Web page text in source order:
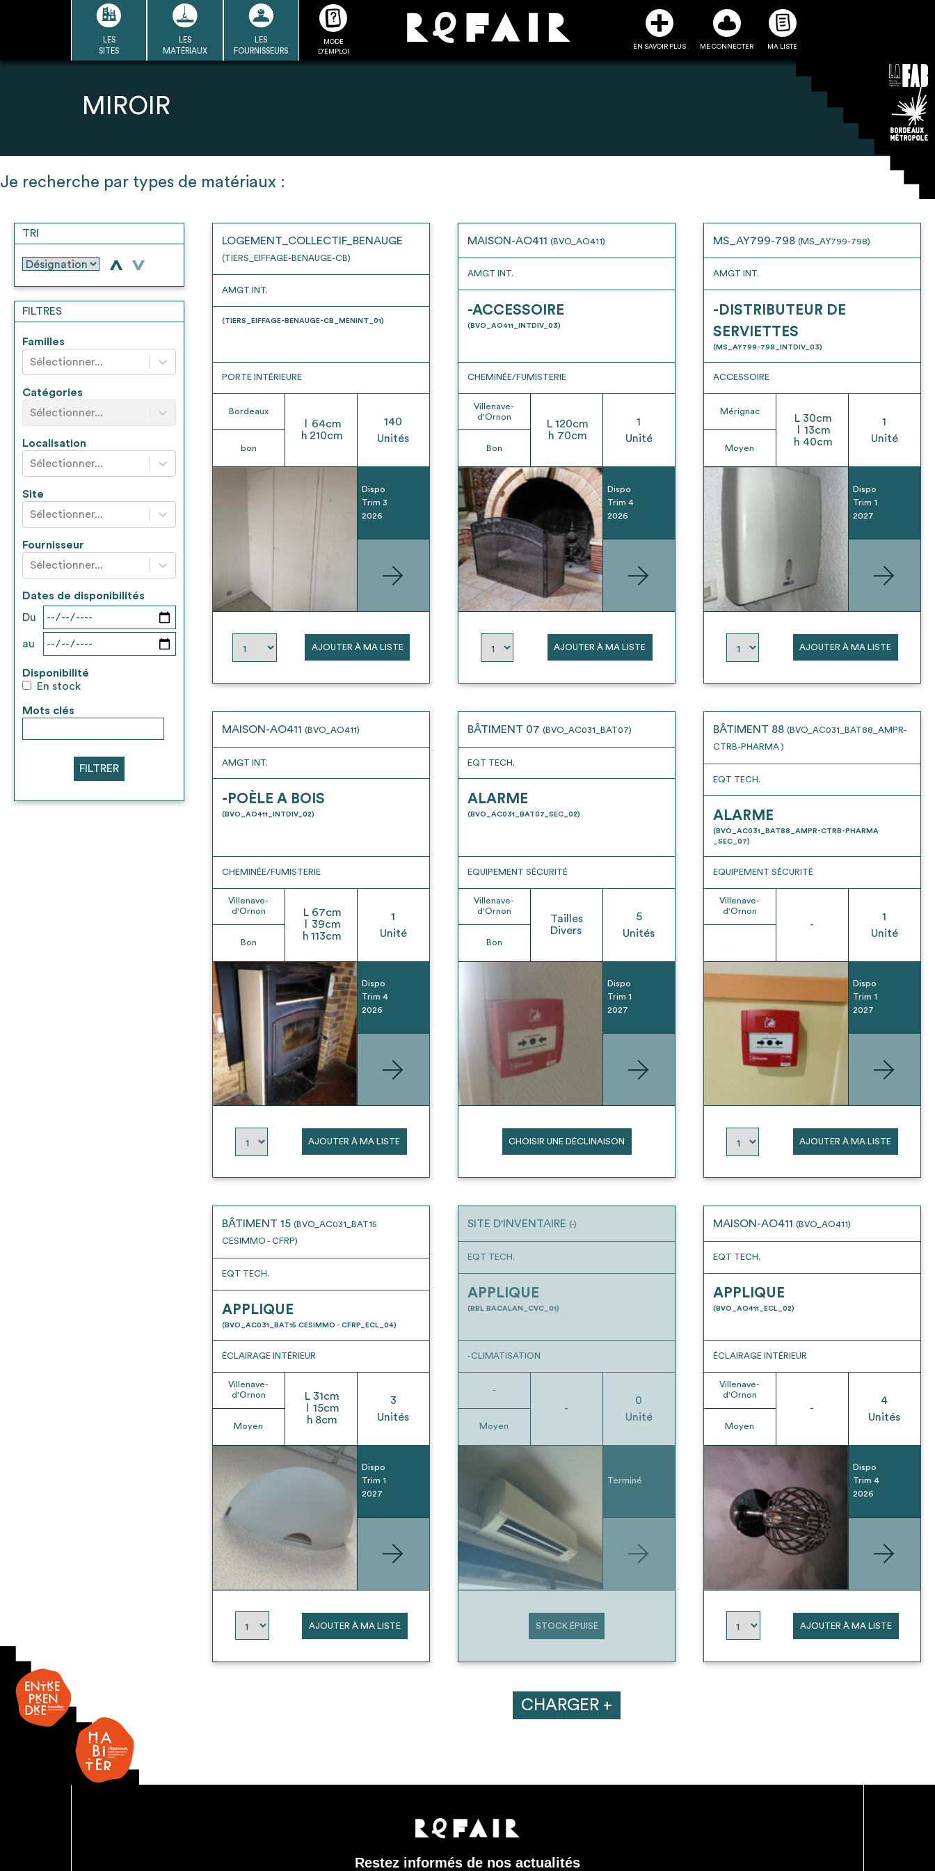
LES
SITES
LES
MATÉRIAUX
LES
FOURNISSEURS
MODE
D'EMPLOI
EN SAVOIR PLUS ME CONNECTER MA LISTE
LA DÉMARCHE
LA BASE
DU RÉEMPLOI
Ressources de chaque
Transmettre sa liste de
les matériaux sélectionnés
un outil d’aide à la conception
modalités et stratégies de
* Attention, l’ajout des matériaux à sa liste et son envoi ne vaut aucunement réservation.
MIROIR
Je recherche par types de matériaux :
TRI
> >
FILTRES
Familles
Sélectionner...
Catégories
Sélectionner...
Localisation
Sélectionner...
Site
Sélectionner...
Fournisseur
Sélectionner...
Dates de disponibilités
Du
au
Disponibilité
En stock
Mots clés
FILTRER
LOGEMENT_COLLECTIF_BENAUGE
(TIERS_EIFFAGE-BENAUGE-CB)
AMGT INT.
(TIERS_EIFFAGE-BENAUGE-CB_MENINT_01)
PORTE INTÉRIEURE
Bordeaux
bon
64cm
h 210cm
140
Unités
Dispo
Trim 3
2026
AJOUTER À MA LISTE
MAISON-AO411 (BVO_AO411)
AMGT INT.
-ACCESSOIRE
(BVO_AO411_INTDIV_03)
CHEMINÉE/FUMISTERIE
Villenave-
d'Ornon
Bon
L 120cm
h 70cm
1
Unité
Dispo
Trim 4
2026
AJOUTER À MA LISTE
MS_AY799-798 (MS_AY799-798)
AMGT INT.
-DISTRIBUTEUR DE
SERVIETTES
(MS_AY799-798_INTDIV_03)
ACCESSOIRE
Mérignac
Moyen
L 30cm
13cm
h 40cm
1
Unité
Dispo
Trim 1
2027
AJOUTER À MA LISTE
MAISON-AO411 (BVO_AO411)
AMGT INT.
-POÈLE A BOIS
(BVO_AO411_INTDIV_02)
CHEMINÉE/FUMISTERIE
Villenave-
d'Ornon
Bon
L 67cm
39cm
h 113cm
1
Unité
Dispo
Trim 4
2026
AJOUTER À MA LISTE
BÂTIMENT 07 (BVO_AC031_BAT07)
EQT TECH.
ALARME
(BVO_AC031_BAT07_SEC_02)
EQUIPEMENT SÉCURITÉ
Villenave-
d'Ornon
Bon
Tailles
Divers
5
Unités
Dispo
Trim 1
2027
CHOISIR UNE DÉCLINAISON
BÂTIMENT 88 (BVO_AC031_BAT88_AMPR-
CTRB-PHARMA )
EQT TECH.
ALARME
(BVO_AC031_BAT88_AMPR-CTRB-PHARMA
_SEC_07)
EQUIPEMENT SÉCURITÉ
Villenave-
d'Ornon
-
1
Unité
Dispo
Trim 1
2027
AJOUTER À MA LISTE
BÂTIMENT 15 (BVO_AC031_BAT15
CESIMMO - CFRP)
EQT TECH.
APPLIQUE
(BVO_AC031_BAT15 CESIMMO - CFRP_ECL_04)
ÉCLAIRAGE INTÉRIEUR
Villenave-
d'Ornon
Moyen
L 31cm
15cm
h 8cm
3
Unités
Dispo
Trim 1
2027
AJOUTER À MA LISTE
SITE D'INVENTAIRE (-)
EQT TECH.
APPLIQUE
(BBL BACALAN_CVC_01)
-CLIMATISATION
-
Moyen
-
0
Unité
Terminé
STOCK ÉPUISÉ
MAISON-AO411 (BVO_AO411)
EQT TECH.
APPLIQUE
(BVO_AO411_ECL_02)
ÉCLAIRAGE INTÉRIEUR
Villenave-
d'Ornon
Moyen
-
4
Unités
Dispo
Trim 4
2026
AJOUTER À MA LISTE
CHARGER +
Restez informés de nos actualités